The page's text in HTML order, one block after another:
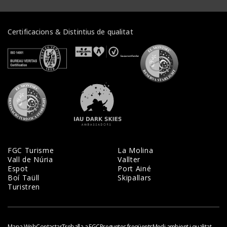
Certificacions & Distintius de qualitat
Veure certificats Veure certificats
Veure certificats
FGC Turisme
La Molina
Vall de Núria
Vallter
Espot
Port Ainé
Boí Taüll
Skipallars
Turistren